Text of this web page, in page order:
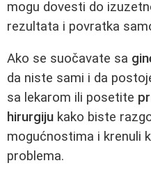
mogu dovesti do
rezultata i povratka
Ako se suočavate sa
da niste sami i da
sa lekarom ili posetite
hirurgiju kako biste
mogućnostima i krenuli
problema.